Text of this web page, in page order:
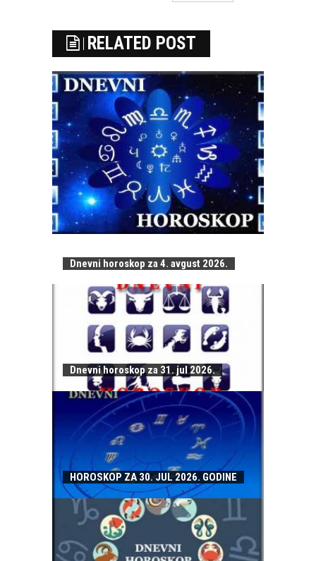
RELATED POST
Dnevni horoskop za 4. avgust 2026.
Dnevni horoskop za 31. jul 2026.
HOROSKOP ZA 30. JUL 2026. GODINE